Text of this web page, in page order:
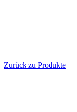
Zurück zu Produkte